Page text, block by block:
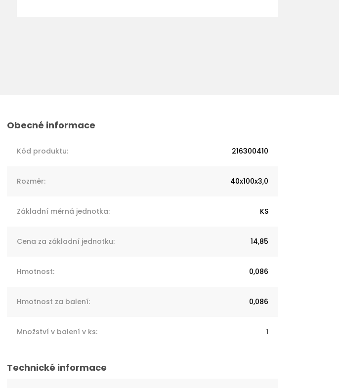
Kód produktu: 216300410
Rozměr: 40x100x3,0
Základní měrná jednotka: KS
Cena za základní jednotku: 14,85
Hmotnost: 0,086
Hmotnost za balení: 0,086
Množství v balení v ks: 1